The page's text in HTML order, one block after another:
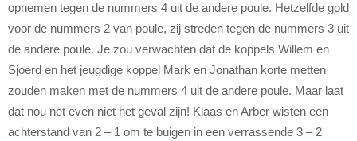
opnemen tegen de nummers 4 uit de andere poule. Hetzelfde gold
voor de nummers 2 van poule, zij streden tegen de nummers 3 uit
de andere poule. Je zou verwachten dat de koppels Willem en
Sjoerd en het jeugdige koppel Mark en Jonathan korte metten
zouden maken met de nummers 4 uit de andere poule. Maar laat
dat nou net even niet het geval zijn! Klaas en Arber wisten een
achterstand van 2 – 1 om te buigen in een verrassende 3 – 2